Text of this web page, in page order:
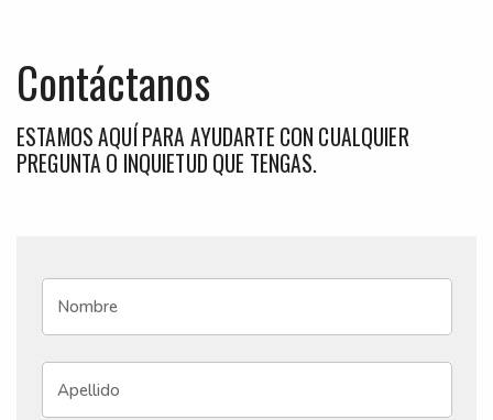
Contáctanos
ESTAMOS AQUÍ PARA AYUDARTE CON CUALQUIER
PREGUNTA O INQUIETUD QUE TENGAS.
Nombre
Apellido